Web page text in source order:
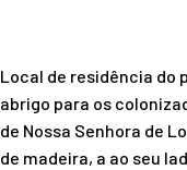
Local de residência do
abrigo para os
de Nossa Senhora de
de madeira, a ao seu